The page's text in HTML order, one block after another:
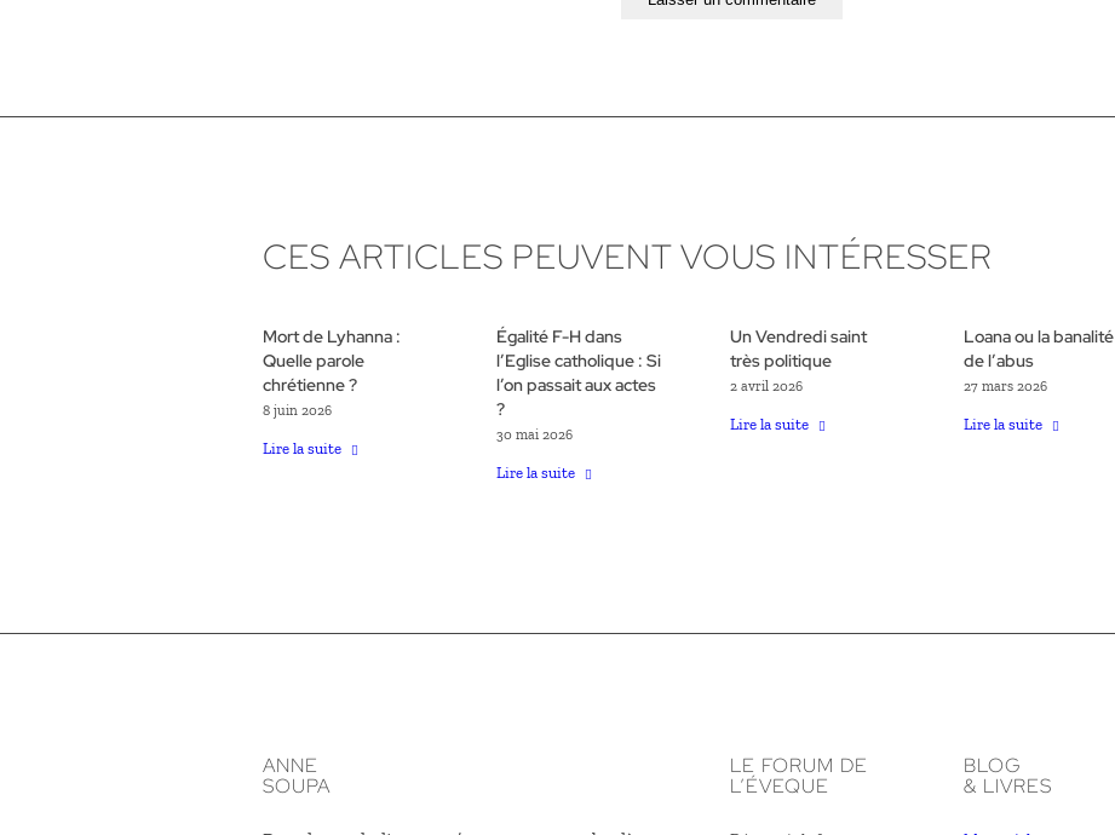
CES ARTICLES PEUVENT VOUS INTÉRESSER
Mort de Lyhanna :
Quelle parole
chrétienne ?
8 juin 2026
Lire la suite
Égalité F-H dans
l’Eglise catholique : Si
l’on passait aux actes
?
30 mai 2026
Lire la suite
Un Vendredi saint
très politique
2 avril 2026
Lire la suite
Loana ou la banalité
de l’abus
27 mars 2026
Lire la suite
ANNE
SOUPA
LE FORUM DE
L’ÉVEQUE
BLOG
& LIVRES